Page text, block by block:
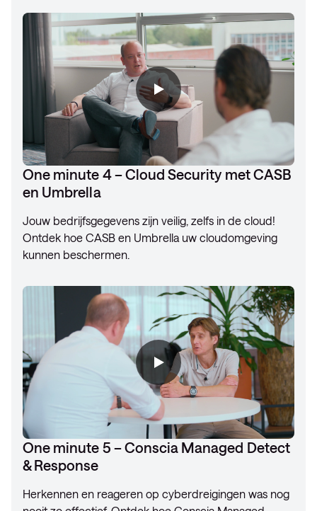
One minute 4 – Cloud Security met CASB
en Umbrella
Jouw bedrijfsgegevens zijn veilig, zelfs in de cloud!
Ontdek hoe CASB en Umbrella uw cloudomgeving
kunnen beschermen.
One minute 5 – Conscia Managed Detect
& Response
Herkennen en reageren op cyberdreigingen was nog